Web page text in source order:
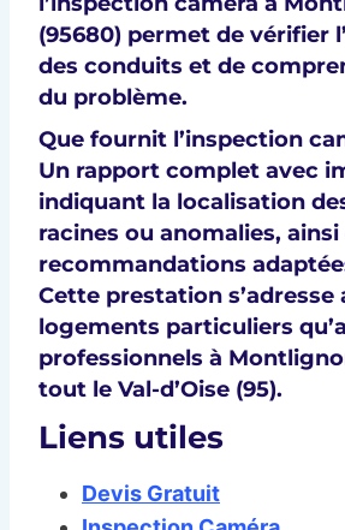
(95680) permet de vérifier
des conduits et de
du problème.
Que fournit l’inspection
Un rapport complet avec
indiquant la localisation
racines ou anomalies, ainsi
recommandations
Cette prestation s’adresse
logements particuliers
professionnels à
tout le Val-d’Oise (95).
Liens utiles
Devis Gratuit